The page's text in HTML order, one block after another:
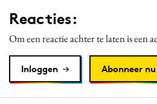
Merkstrategie
Purpose Marketing
Reputatie & crisis
Reacties:
Om een reactie achter te laten is een
Inloggen Abonneer nu